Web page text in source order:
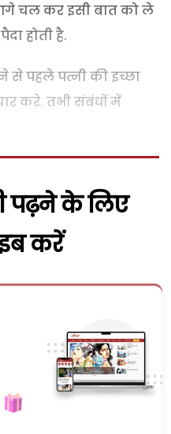
चल कर इसी बात को ले
होती है.
से पहले पत्नी की इच्छा
करे. तभी संबंधों में
पढ़ने के लिए
करें